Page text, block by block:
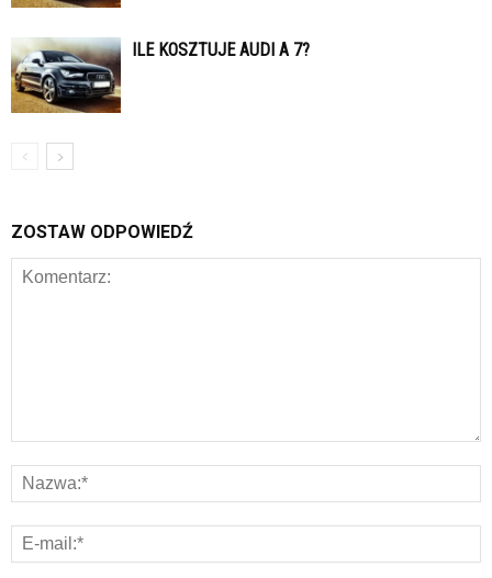
ILE KOSZTUJE AUDI A 7?
ZOSTAW ODPOWIEDŹ